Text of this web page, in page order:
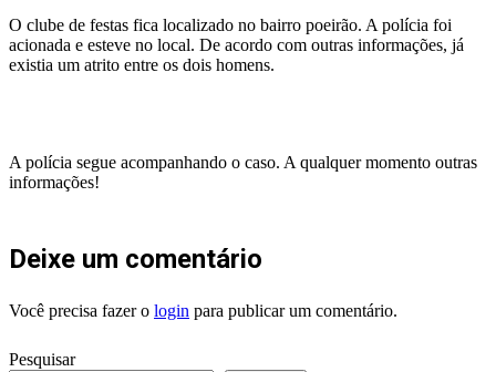
O clube de festas fica localizado no bairro poeirão. A polícia foi
acionada e esteve no local. De acordo com outras informações, já
existia um atrito entre os dois homens.
A polícia segue acompanhando o caso. A qualquer momento outras
informações!
Deixe um comentário
Você precisa fazer o login para publicar um comentário.
Pesquisar